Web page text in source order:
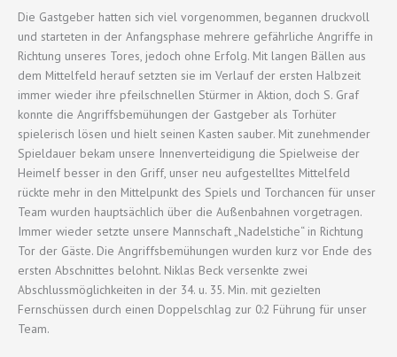
Die Gastgeber hatten sich viel vorgenommen, begannen druckvoll
und starteten in der Anfangsphase mehrere gefährliche Angriffe in
Richtung unseres Tores, jedoch ohne Erfolg. Mit langen Bällen aus
dem Mittelfeld herauf setzten sie im Verlauf der ersten Halbzeit
immer wieder ihre pfeilschnellen Stürmer in Aktion, doch S. Graf
konnte die Angriffsbemühungen der Gastgeber als Torhüter
spielerisch lösen und hielt seinen Kasten sauber. Mit zunehmender
Spieldauer bekam unsere Innenverteidigung die Spielweise der
Heimelf besser in den Griff, unser neu aufgestelltes Mittelfeld
rückte mehr in den Mittelpunkt des Spiels und Torchancen für unser
Team wurden hauptsächlich über die Außenbahnen vorgetragen.
Immer wieder setzte unsere Mannschaft „Nadelstiche“ in Richtung
Tor der Gäste. Die Angriffsbemühungen wurden kurz vor Ende des
ersten Abschnittes belohnt. Niklas Beck versenkte zwei
Abschlussmöglichkeiten in der 34. u. 35. Min. mit gezielten
Fernschüssen durch einen Doppelschlag zur 0:2 Führung für unser
Team.